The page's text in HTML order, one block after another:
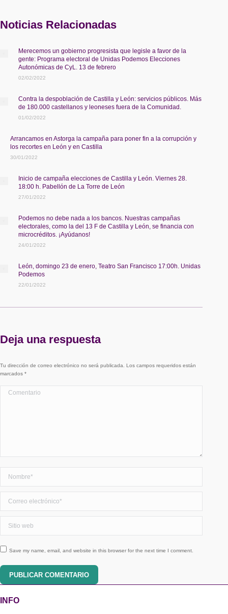
Noticias Relacionadas
Merecemos un gobierno progresista que legisle a favor de la
gente: Programa electoral de Unidas Podemos Elecciones
Autonómicas de CyL. 13 de febrero
02/02/2022
Contra la despoblación de Castilla y León: servicios públicos. Más
de 180.000 castellanos y leoneses fuera de la Comunidad.
01/02/2022
Arrancamos en Astorga la campaña para poner fin a la corrupción y
los recortes en León y en Castilla
30/01/2022
Inicio de campaña elecciones de Castilla y León. Viernes 28.
18:00 h. Pabellón de La Torre de León
27/01/2022
Podemos no debe nada a los bancos. Nuestras campañas
electorales, como la del 13 F de Castilla y León, se financia con
microcréditos. ¡Ayúdanos!
24/01/2022
León, domingo 23 de enero, Teatro San Francisco 17:00h. Unidas
Podemos
22/01/2022
Deja una respuesta
Tu dirección de correo electrónico no será publicada. Los campos requeridos están
marcados *
Comentario
Save my name, email, and website in this browser for the next time I comment.
PUBLICAR COMENTARIO
INFO